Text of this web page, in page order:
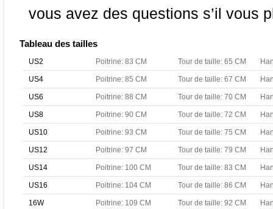
vous avez des questions s’il vous
Tableau des tailles
US2 Poitrine: 83 CM Tour de taille: 65 CM
US4 Poitrine: 85 CM Tour de taille: 67 CM
US6 Poitrine: 88 CM Tour de taille: 70 CM
US8 Poitrine: 90 CM Tour de taille: 72 CM
US10 Poitrine: 93 CM Tour de taille: 75 CM
US12 Poitrine: 97 CM Tour de taille: 79 CM
US14 Poitrine: 100 CM Tour de taille: 83 CM
US16 Poitrine: 104 CM Tour de taille: 86 CM
16W Poitrine: 109 CM Tour de taille: 92 CM